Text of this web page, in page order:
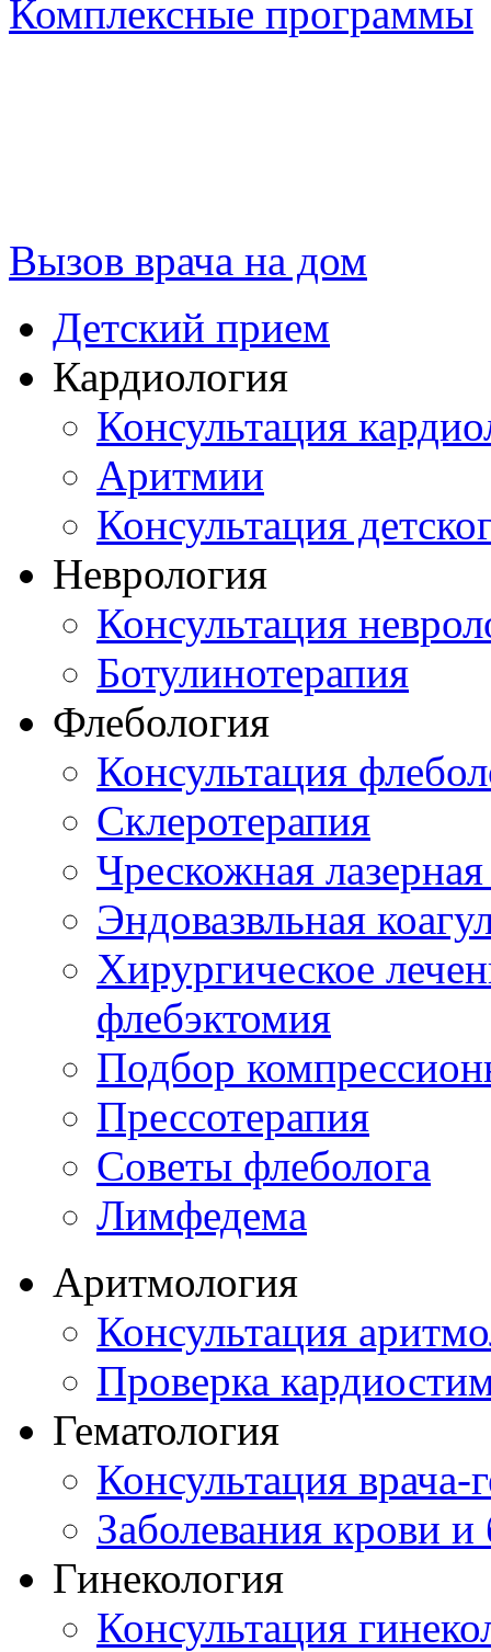
Комплексные программы
Вызов врача на дом
Детский прием
Кардиология
Консультация
Аритмии
Консультация
Неврология
Консультация
Ботулинотерапия
Флебология
Консультация
Склеротерапия
Чрескожная
Эндовазвльная
Хирургическое
флебэктомия
Подбор
Прессотерапия
Советы флеболога
Лимфедема
Аритмология
Консультация
Проверка
Гематология
Консультация врача-
Заболевания крови и
Гинекология
Консультация